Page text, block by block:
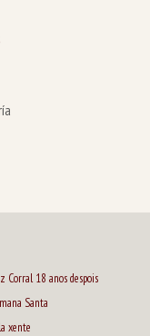
Corral 18 anos despois
Santa
xente